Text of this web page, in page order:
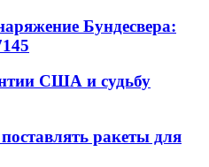
Бундесвера:
США и судьбу
ракеты для